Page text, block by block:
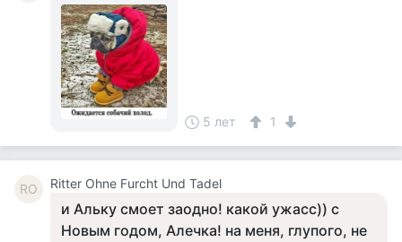
5 лет 1
RO Ritter Ohne Furcht Und Tadel
и Альку смоет заодно! какой ужасс)) с
Новым годом, Алечка! на меня, глупого, не